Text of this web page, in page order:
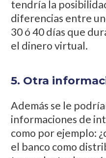
tendría la
diferencias entre
30 ó 40 días que
el dinero virtual.
5. Otra
Además se le
informaciones de
como por ejemplo:
el banco como